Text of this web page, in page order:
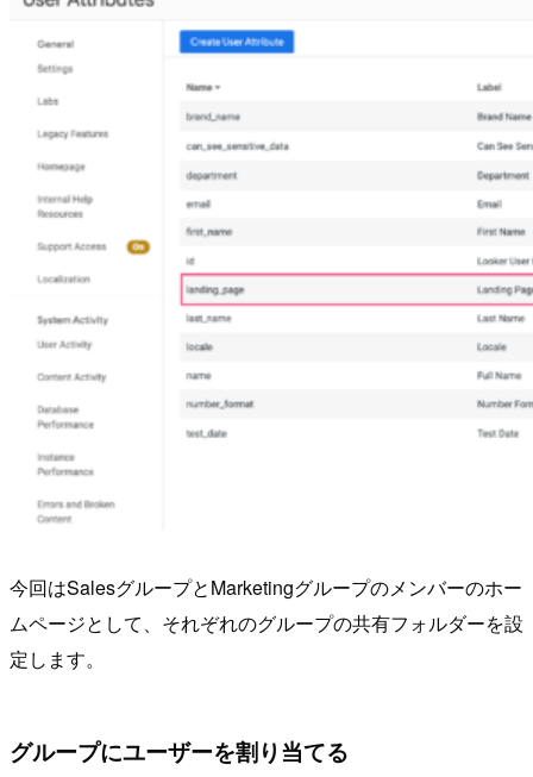
今回はSalesグループとMarketingグループのメンバーのホー
ムページとして、それぞれのグループの共有フォルダーを設
定します。
グループにユーザーを割り当てる